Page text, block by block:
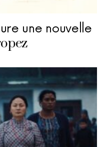
une nouvelle